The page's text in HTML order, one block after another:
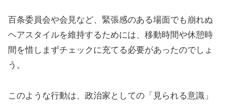
百条委員会や会見など、緊張感のある場面でも崩れぬ
ヘアスタイルを維持するためには、移動時間や休憩時
間を惜しまずチェックに充てる必要があったのでしょ
う。
このような行動は、政治家としての「見られる意識」